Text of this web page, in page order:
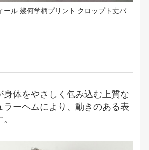
ール 幾何学柄プリント クロップト丈パ
身体をやさしく包み込む上質な
ラーヘムにより、動きのある表